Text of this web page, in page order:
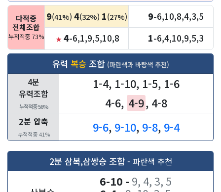
다적중
전체조합
누적적중 73%
9(41%) 4(32%) 1(27%) 9-6,10,8,4,3,5
★ 4-6,1,9,5,10,8 1-6,4,10,9,5,3
유력 복승조합 (파란색과 바탕색 추천)
4분
유력조합
누적적중 56%
1-4, 1-10, 1-5, 1-6
4-6, 4-9, 4-8
2분 압축
누적적중 41% 9-6, 9-10, 9-8, 9-4
2분 삼복,삼쌍승 조합 - 파란색 추천
6-10 - 9, 4, 3, 5